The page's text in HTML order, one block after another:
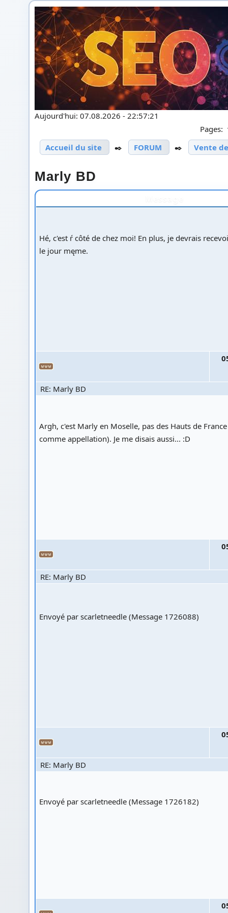
Aujourd'hui: 07.08.2026 - 22:57:21
Pages:
Accueil du site
✒️ FORUM ✒️ Vente
Marly BD
Hé, c'est ŕ côté de chez moi! En plus, je devrais
le jour męme.
RE: Marly BD
Argh, c'est Marly en Moselle, pas des Hauts de
comme appellation). Je me disais aussi... :D
RE: Marly BD
Envoyé par scarletneedle (Message 1726088)
RE: Marly BD
Envoyé par scarletneedle (Message 1726182)